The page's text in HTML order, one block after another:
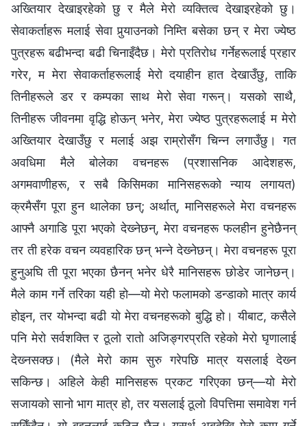
अख्तियार देखाइरहेको छु र मैले मेरो व्यक्तित्व देखाइरहेको छु।
सेवाकर्ताहरू मलाई सेवा पुर्‍याउनको निम्ति बसेका छन् र मेरा ज्येष्ठ
पुत्रहरू बढीभन्दा बढी चिनाइँदैछ। मेरो प्रतिरोध गर्नेहरूलाई प्रहार
गरेर, म मेरा सेवाकर्ताहरूलाई मेरो दयाहीन हात देखाउँछु, ताकि
तिनीहरूले डर र कम्पका साथ मेरो सेवा गरून्। यसको साथै,
तिनीहरू जीवनमा वृद्धि होऊन् भनेर, मेरा ज्येष्ठ पुत्रहरूलाई म मेरो
अख्तियार देखाउँछु र मलाई अझ राम्रोसँग चिन्‍न लगाउँछु। गत
अवधिमा मैले बोलेका वचनहरू (प्रशासनिक आदेशहरू,
अगमवाणीहरू, र सबै किसिमका मानिसहरूको न्याय लगायत)
क्रमैसँग पूरा हुन थालेका छन्; अर्थात्, मानिसहरूले मेरा वचनहरू
आफ्नै अगाडि पूरा भएको देख्‍नेछन्, मेरा वचनहरू फलहीन हुनेछैनन्
तर ती हरेक वचन व्यवहारिक छन् भन्‍ने देख्‍नेछन्। मेरा वचनहरू पूरा
हुनुअघि ती पूरा भएका छैनन् भनेर धेरै मानिसहरू छोडेर जानेछन्।
मैले काम गर्ने तरिका यही हो—यो मेरो फलामको डन्डाको मात्र कार्य
होइन, तर योभन्दा बढी यो मेरा वचनहरूको बुद्धि हो। यीबाट, कसैले
पनि मेरो सर्वशक्ति र ठूलो रातो अजिङ्गरप्रति रहेको मेरो घृणालाई
देख्‍नसक्छ। (मैले मेरो काम सुरु गरेपछि मात्र यसलाई देख्‍न
सकिन्छ। अहिले केही मानिसहरू प्रकट गरिएका छन्—यो मेरो
सजायको सानो भाग मात्र हो, तर यसलाई ठूलो विपत्तिमा समावेश गर्न